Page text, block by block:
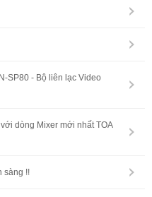
SP80 - Bộ liên lạc Video
dòng Mixer mới nhất TOA
sàng !!